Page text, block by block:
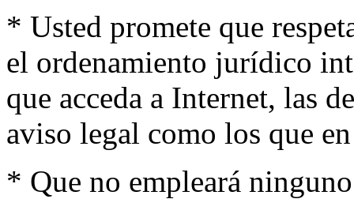
* Usted promete que
el ordenamiento jurídico
que acceda a Internet, las
aviso legal como los que
* Que no empleará